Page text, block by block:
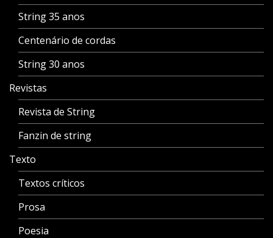
String 35 anos
Centenário de cordas
String 30 anos
Revistas
Revista de String
Fanzin de string
Texto
Textos críticos
Prosa
Poesia